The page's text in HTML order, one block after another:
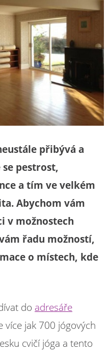
přibývá a
pestrost,
a tím ve velkém
Abychom vám
v možnostech
řadu možností,
o místech, kde
do adresáře
více jak 700 jógových
cvičí jóga a tento